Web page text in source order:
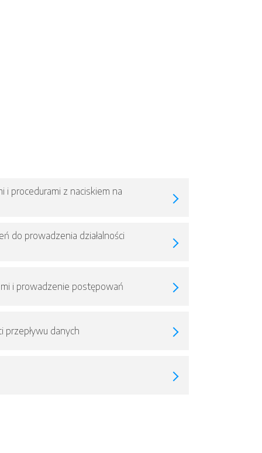
i procedurami z naciskiem na
do prowadzenia działalności
i prowadzenie postępowań
przepływu danych